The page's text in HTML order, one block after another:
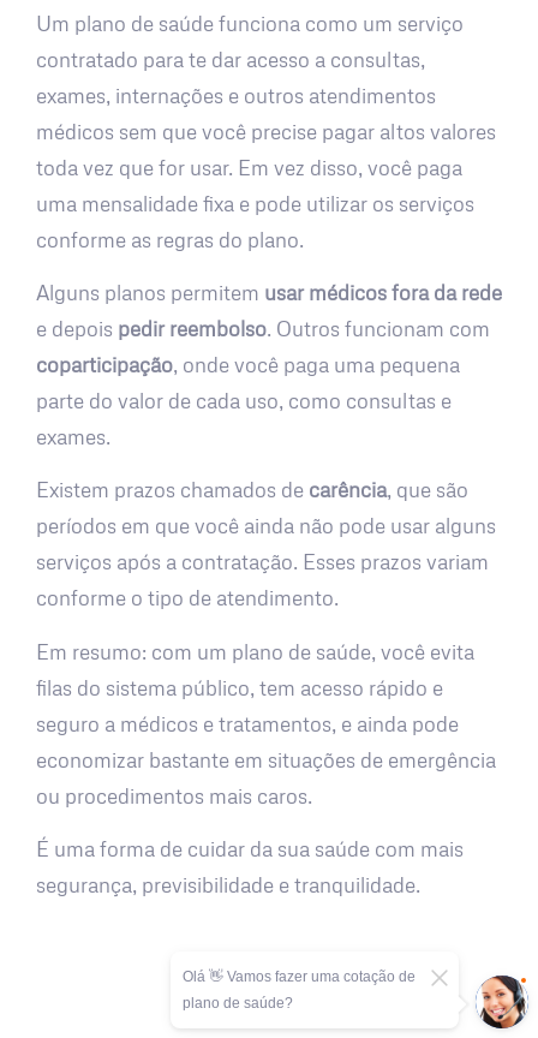
Um plano de saúde funciona como um serviço
contratado para te dar acesso a consultas,
exames, internações e outros atendimentos
médicos sem que você precise pagar altos valores
toda vez que for usar. Em vez disso, você paga
uma mensalidade fixa e pode utilizar os serviços
conforme as regras do plano.
Alguns planos permitem usar médicos fora da rede
e depois pedir reembolso. Outros funcionam com
coparticipação, onde você paga uma pequena
parte do valor de cada uso, como consultas e
exames.
Existem prazos chamados de carência, que são
períodos em que você ainda não pode usar alguns
serviços após a contratação. Esses prazos variam
conforme o tipo de atendimento.
Em resumo: com um plano de saúde, você evita
filas do sistema público, tem acesso rápido e
seguro a médicos e tratamentos, e ainda pode
economizar bastante em situações de emergência
ou procedimentos mais caros.
É uma forma de cuidar da sua saúde com mais
segurança, previsibilidade e tranquilidade.
Olá 👋 Vamos fazer uma cotação de
plano de saúde?